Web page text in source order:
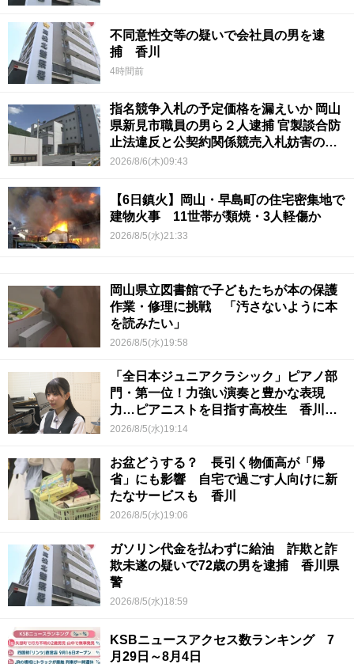
不同意性交等の疑いで会社員の男を逮
捕 香川
4時間前
指名競争入札の予定価格を漏えいか 岡山
県新見市職員の男ら２人逮捕 官製談合防
止法違反と公契約関係競売入札妨害の疑
い
2026/8/6(木)09:43
【6日鎮火】岡山・早島町の住宅密集地で
建物火事 11世帯が類焼・3人軽傷か
2026/8/5(水)21:33
岡山県立図書館で子どもたちが本の保護
作業・修理に挑戦 「汚さないように本
を読みたい」
2026/8/5(水)19:58
「全日本ジュニアクラシック」ピアノ部
門・第一位！力強い演奏と豊かな表現
力…ピアニストを目指す高校生 香川
【青春のキセキ】
2026/8/5(水)19:14
お盆どうする？ 長引く物価高が「帰
省」にも影響 自宅で過ごす人向けに新
たなサービスも 香川
2026/8/5(水)19:06
ガソリン代金を払わずに給油 詐欺と詐
欺未遂の疑いで72歳の男を逮捕 香川県
警
2026/8/5(水)18:59
KSBニュースアクセス数ランキング 7
月29日～8月4日